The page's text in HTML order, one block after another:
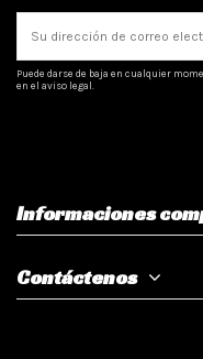
Puede darse de baja en cualquier
en el aviso legal.
Informaciones
Contáctenos